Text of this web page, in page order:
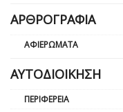
ΑΡΘΡΟΓΡΑΦΊΑ
ΑΦΙΕΡΏΜΑΤΑ
ΑΥΤΟΔΙΟΊΚΗΣΗ
ΠΕΡΙΦΈΡΕΙΑ